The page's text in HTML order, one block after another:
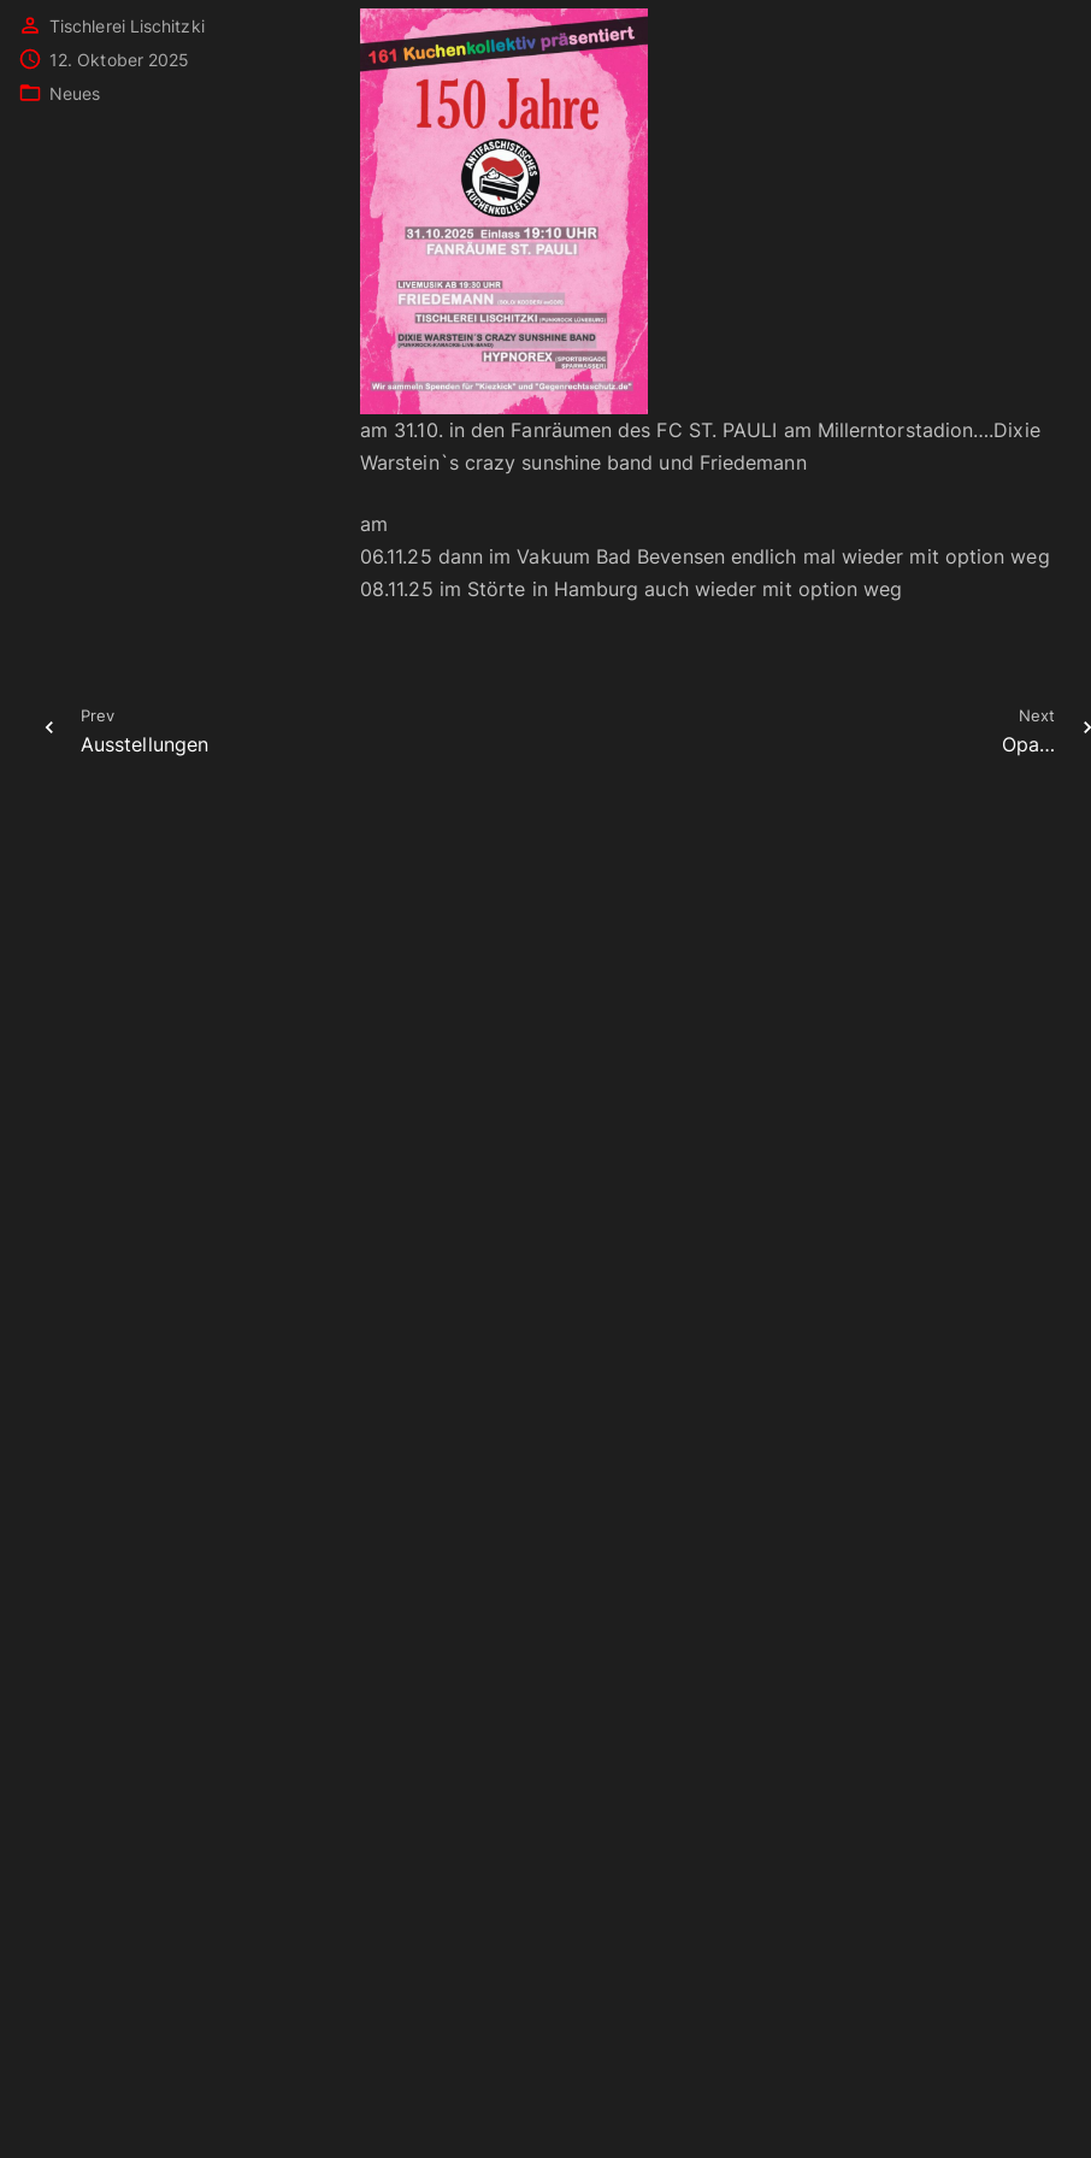
Tischlerei Lischitzki
12. Oktober 2025
Neues
am 31.10. in den Fanräumen des FC ST. PAULI am Millerntorstadion….Dixie
Warstein`s crazy sunshine band und Friedemann
am
06.11.25 dann im Vakuum Bad Bevensen endlich mal wieder mit option weg
08.11.25 im Störte in Hamburg auch wieder mit option weg
Prev
Ausstellungen
Next
Opa…